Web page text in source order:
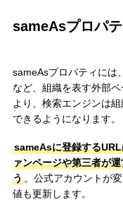
sameAsプロパ
sameAsプロパティには
など、組織を表す外部
より、検索エンジンは
できるようになります。
sameAsに登録する
ァンページや第三者が
う。公式アカウントが
値も更新します。